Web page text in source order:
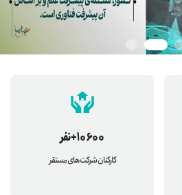
10600+نفر
کارکنان شرکت‌های مستقر